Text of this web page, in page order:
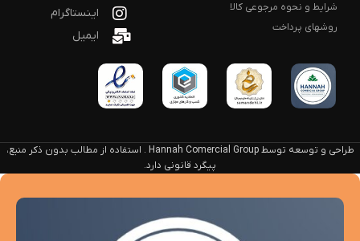
شرایط و نحوه مرجوعی کالا
روشهای پرداخت
اینستاگرام
ایمیل
طراحی و توسعه توسط Hannah Comercial Group . استفاده از مطالب بدون ذکر منبع،
پیگرد قانونی دارد.